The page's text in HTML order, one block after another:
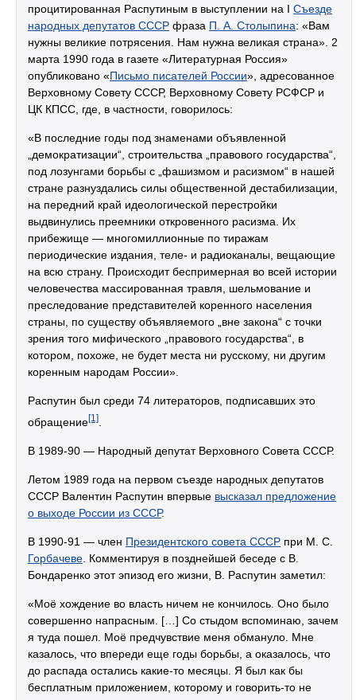
процитированная Распутиным в выступлении на I Съезде
народных депутатов СССР фраза П. А. Столыпина: «Вам
нужны великие потрясения. Нам нужна великая страна». 2
марта 1990 года в газете «Литературная Россия»
опубликовано «Письмо писателей России», адресованное
Верховному Совету СССР, Верховному Совету РСФСР и
ЦК КПСС, где, в частности, говорилось:
«В последние годы под знаменами объявленной
„демократизации“, строительства „правового государства“,
под лозунгами борьбы с „фашизмом и расизмом“ в нашей
стране разнуздались силы общественной дестабилизации,
на передний край идеологической перестройки
выдвинулись преемники откровенного расизма. Их
прибежище — многомиллионные по тиражам
периодические издания, теле- и радиоканалы, вещающие
на всю страну. Происходит беспримерная во всей истории
человечества массированная травля, шельмование и
преследование представителей коренного населения
страны, по существу объявляемого „вне закона“ с точки
зрения того мифического „правового государства“, в
котором, похоже, не будет места ни русскому, ни другим
коренным народам России».
Распутин был среди 74 литераторов, подписавших это
обращение[1]
В 1989-90 — Народный депутат Верховного Совета СССР.
Летом 1989 года на первом съезде народных депутатов
СССР Валентин Распутин впервые высказал предложение
о выходе России из СССР.
В 1990-91 — член Президентского совета СССР при М. С.
Горбачеве . Комментируя в позднейшей беседе с В.
Бондаренко этот эпизод его жизни, В. Распутин заметил:
«Моё хождение во власть ничем не кончилось. Оно было
совершенно напрасным. […] Со стыдом вспоминаю, зачем
я туда пошел. Моё предчувствие меня обмануло. Мне
казалось, что впереди еще годы борьбы, а оказалось, что
до распада остались какие-то месяцы. Я был как бы
бесплатным приложением, которому и говорить-то не